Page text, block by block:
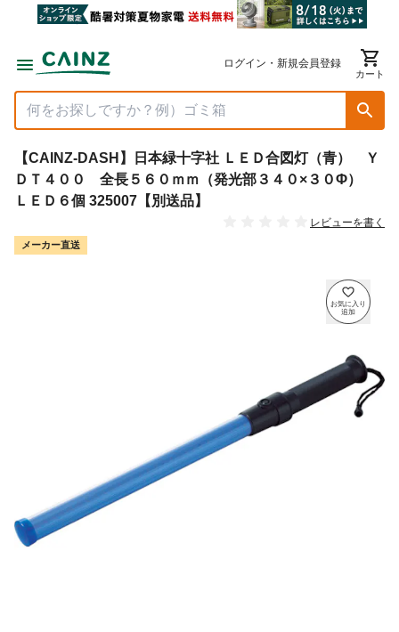
ログイン・新規会員登録
カート
【CAINZ-DASH】日本緑十字社 ＬＥＤ合図灯（青） Ｙ
ＤＴ４００ 全長５６０ｍｍ（発光部３４０×３０Φ）
ＬＥＤ６個 325007【別送品】
レビューを書く
メーカー直送